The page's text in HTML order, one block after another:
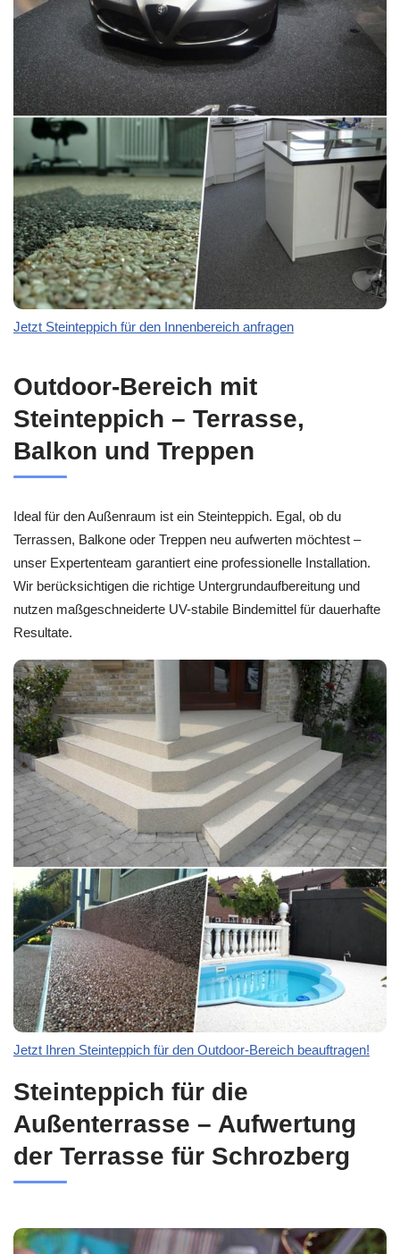
Jetzt Steinteppich für den Innenbereich anfragen
Outdoor-Bereich mit
Steinteppich – Terrasse,
Balkon und Treppen
Ideal für den Außenraum ist ein Steinteppich. Egal, ob du
Terrassen, Balkone oder Treppen neu aufwerten möchtest –
unser Expertenteam garantiert eine professionelle Installation.
Wir berücksichtigen die richtige Untergrundaufbereitung und
nutzen maßgeschneiderte UV-stabile Bindemittel für dauerhafte
Resultate.
Jetzt Ihren Steinteppich für den Outdoor-Bereich beauftragen!
Steinteppich für die
Außenterrasse – Aufwertung
der Terrasse für Schrozberg